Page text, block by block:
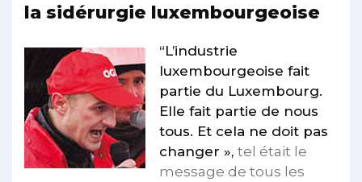
la sidérurgie luxembourgeoise
“L’industrie
luxembourgeoise fait
partie du Luxembourg.
Elle fait partie de nous
tous. Et cela ne doit pas
changer », tel était le
message de tous les